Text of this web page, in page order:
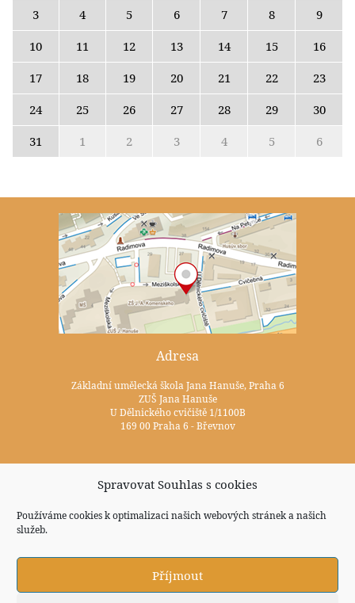
Spravovat Souhlas s cookies
Používáme cookies k optimalizaci našich webových stránek a našich
služeb.
Příjmout
3
4 5 6 7 8
9
10
11 12 13 14 15
16
17
18 19 20 21 22
23
24
25 26 27 28 29
30
31
1 2 3 4 5 6
Adresa
Základní umělecká škola Jana Hanuše, Praha 6
ZUŠ Jana Hanuše
U Dělnického cvičiště 1/1100B
169 00 Praha 6 - Břevnov
Sociální sítě